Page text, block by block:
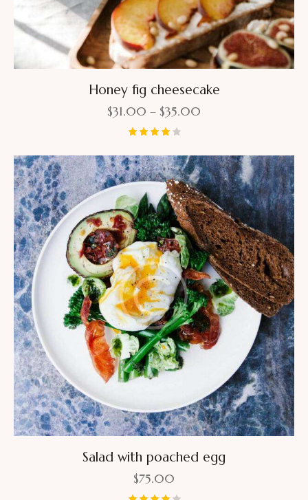
Honey fig cheesecake
$31.00 – $35.00
t mit
4.00
von 5
Salad with poached egg
$75.00